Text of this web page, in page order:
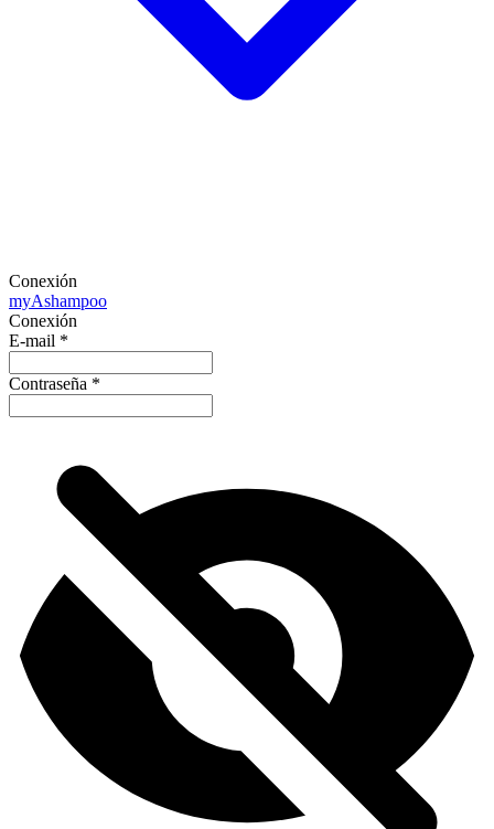
Conexión
myAshampoo
Conexión
E-mail *
Contraseña *